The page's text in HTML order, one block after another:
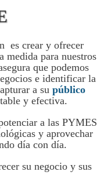
es crear y ofrecer
medida para nuestros
que podemos
e identificar la
a su público
y efectiva.
a las PYMES
y aprovechar
día con día.
su negocio y sus